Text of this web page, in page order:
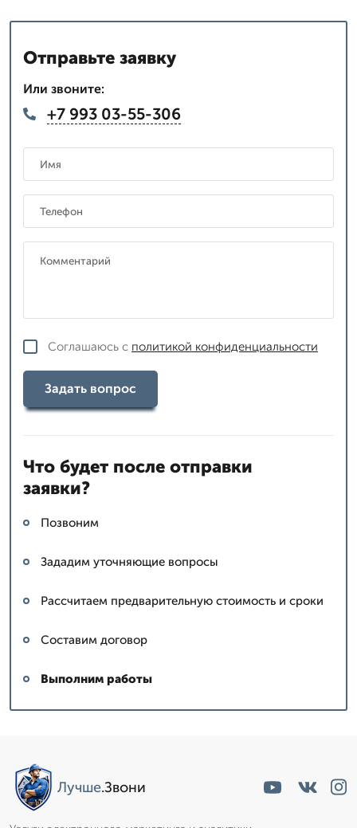
Отправьте заявку
Или звоните:
+7 993 03-55-306
Соглашаюсь с политикой конфиденциальности
Задать вопрос
Что будет после отправки
заявки?
Позвоним
Зададим уточняющие вопросы
Рассчитаем предварительную стоимость и сроки
Составим договор
Выполним работы
Лучше.Звони